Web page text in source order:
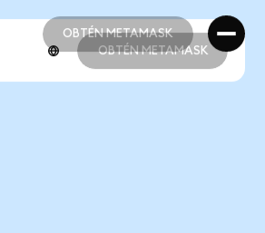
OBTÉN METAMASK
OBTÉN METAMASK
OBTÉN METAMASK